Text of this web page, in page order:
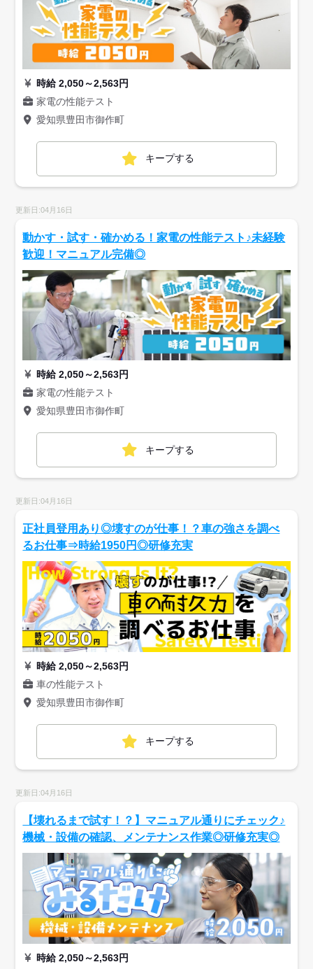
時給 2,050～2,563円
家電の性能テスト
愛知県豊田市御作町
キープする
更新日:04月16日
動かす・試す・確かめる！家電の性能テスト♪未経験
歓迎！マニュアル完備◎
時給 2,050～2,563円
家電の性能テスト
愛知県豊田市御作町
キープする
更新日:04月16日
正社員登用あり◎壊すのが仕事！？車の強さを調べ
るお仕事⇒時給1950円◎研修充実
時給 2,050～2,563円
車の性能テスト
愛知県豊田市御作町
キープする
更新日:04月16日
【壊れるまで試す！？】マニュアル通りにチェック♪
機械・設備の確認、メンテナンス作業◎研修充実◎
時給 2,050～2,563円